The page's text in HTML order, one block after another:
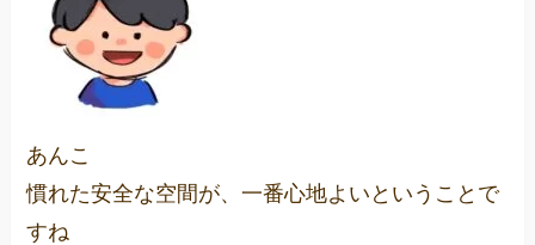
あんこ
慣れた安全な空間が、一番心地よいということで
すね